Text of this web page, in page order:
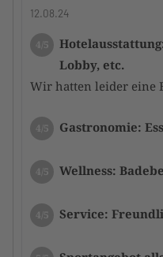
12.08.24
4/5
Lobby, etc.
Wir hatten leider eine
4/5 Gastronomie:
4/5 Wellness:
4/5 Service: